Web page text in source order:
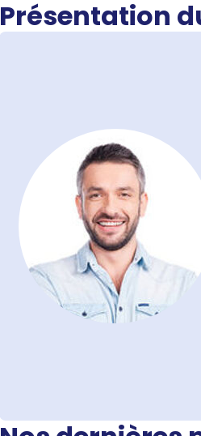
Présentation